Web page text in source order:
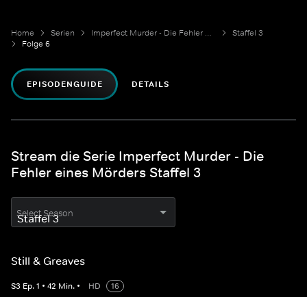
Home Serien Imperfect Murder - Die Fehler eines Mörders
Staffel 3
Folge 6
EPISODENGUIDE DETAILS
Stream die Serie Imperfect Murder - Die
Fehler eines Mörders Staffel 3
Select Season
Still & Greaves
S3 Ep.1 • 42 Min. • HD
16